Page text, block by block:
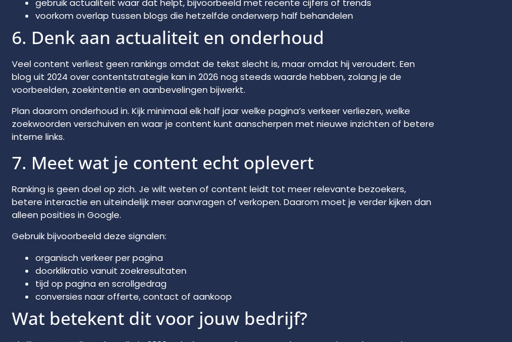
gebruik actualiteit waar dat helpt, bijvoorbeeld met recente cijfers of trends
voorkom overlap tussen blogs die hetzelfde onderwerp half behandelen
6. Denk aan actualiteit en onderhoud
Veel content verliest geen rankings omdat de tekst slecht is, maar omdat hij veroudert. Een
blog uit 2024 over contentstrategie kan in 2026 nog steeds waarde hebben, zolang je de
voorbeelden, zoekintentie en aanbevelingen bijwerkt.
Plan daarom onderhoud in. Kijk minimaal elk half jaar welke pagina’s verkeer verliezen, welke
zoekwoorden verschuiven en waar je content kunt aanscherpen met nieuwe inzichten of betere
interne links.
7. Meet wat je content echt oplevert
Ranking is geen doel op zich. Je wilt weten of content leidt tot meer relevante bezoekers,
betere interactie en uiteindelijk meer aanvragen of verkopen. Daarom moet je verder kijken dan
alleen posities in Google.
Gebruik bijvoorbeeld deze signalen:
organisch verkeer per pagina
doorklikratio vanuit zoekresultaten
tijd op pagina en scrollgedrag
conversies naar offerte, contact of aankoop
Wat betekent dit voor jouw bedrijf?